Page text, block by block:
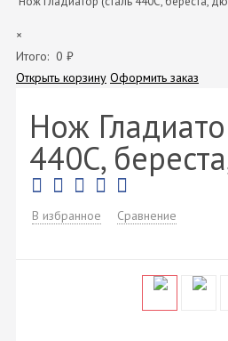
×
Итого: 0 ₽
Открыть корзину Оформить заказ
Нож
440C,
В избранное Сравнение